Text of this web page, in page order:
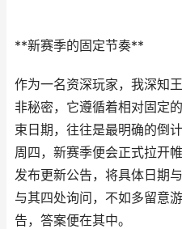
**新赛季的固定节奏**
作为一名资深玩家，我深知
非秘密，它遵循着相对固定
束日期，往往是最明确的倒
周四，新赛季便会正式拉开
发布更新公告，将具体日期
与其四处询问，不如多留意
告，答案便在其中。